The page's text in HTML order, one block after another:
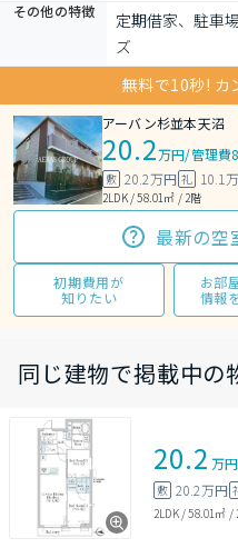
その他の特徴
定期借家、駐車
ズ
無料で10秒! カ
アーバン杉並本天沼
20.2万円/管理費
敷 20.2万円 礼 10.1
2LDK / 58.01㎡ / 2階
最新の空
初期費用が
知りたい
お部
情報
同じ建物で掲載中の
20.2 万円
敷 20.2万円
2LDK/58.01㎡ /